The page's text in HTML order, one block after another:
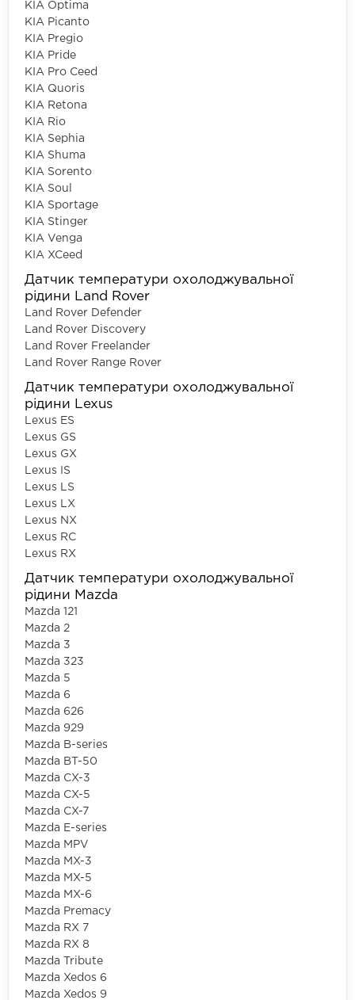
KIA Optima
KIA Picanto
KIA Pregio
KIA Pride
KIA Pro Ceed
KIA Quoris
KIA Retona
KIA Rio
KIA Sephia
KIA Shuma
KIA Sorento
KIA Soul
KIA Sportage
KIA Stinger
KIA Venga
KIA XCeed
Датчик температури охолоджувальної
рідини Land Rover
Land Rover Defender
Land Rover Discovery
Land Rover Freelander
Land Rover Range Rover
Датчик температури охолоджувальної
рідини Lexus
Lexus ES
Lexus GS
Lexus GX
Lexus IS
Lexus LS
Lexus LX
Lexus NX
Lexus RC
Lexus RX
Датчик температури охолоджувальної
рідини Mazda
Mazda 121
Mazda 2
Mazda 3
Mazda 323
Mazda 5
Mazda 6
Mazda 626
Mazda 929
Mazda B-series
Mazda BT-50
Mazda CX-3
Mazda CX-5
Mazda CX-7
Mazda E-series
Mazda MPV
Mazda MX-3
Mazda MX-5
Mazda MX-6
Mazda Premacy
Mazda RX 7
Mazda RX 8
Mazda Tribute
Mazda Xedos 6
Mazda Xedos 9